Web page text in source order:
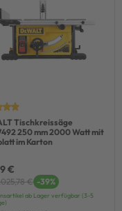
Tischkreissäge
250 mm 2000 Watt mit
im Karton
€
€ -39%
ab Lager verfügbar (3-5